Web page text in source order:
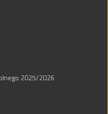
2025/2026